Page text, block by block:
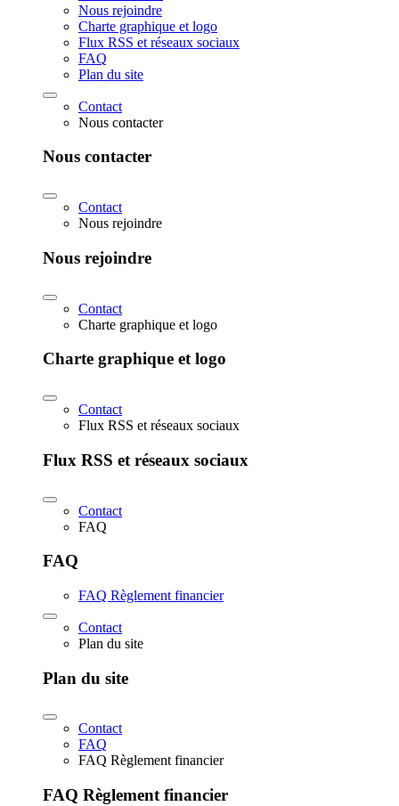
Nous rejoindre
Charte graphique et logo
Flux RSS et réseaux sociaux
FAQ
Plan du site
Contact
Nous contacter
Nous contacter
Contact
Nous rejoindre
Nous rejoindre
Contact
Charte graphique et logo
Charte graphique et logo
Contact
Flux RSS et réseaux sociaux
Flux RSS et réseaux sociaux
Contact
FAQ
FAQ
FAQ Règlement financier
Contact
Plan du site
Plan du site
Contact
FAQ
FAQ Règlement financier
FAQ Règlement financier